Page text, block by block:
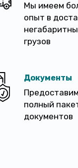
Мы имеем
опыт в
грузов
Документы
Предоставим
полный
документов